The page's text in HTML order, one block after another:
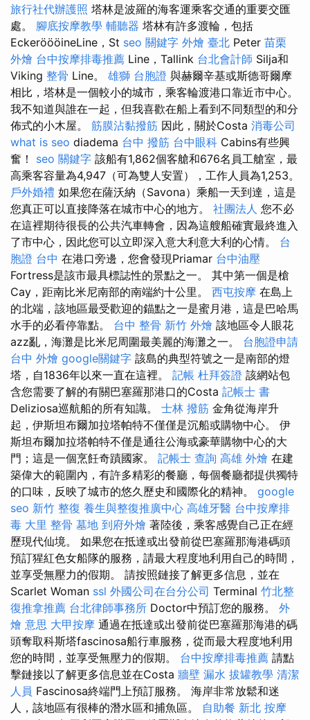
旅行社代辦護照 塔林是波羅的海客運乘客交通的重要交匯
處。 腳底按摩教學 輔聽器 塔林有許多渡輪，包括
EckeröööineLine，St seo 關鍵字 外燴 臺北 Peter 苗栗
外燴 台中按摩排毒推薦 Line，Tallink 台北會計師 Silja和
Viking 整骨 Line。 雄獅 台胞證 與赫爾辛基或斯德哥爾摩
相比，塔林是一個較小的城市，乘客輪渡港口靠近市中心。
我不知道與誰在一起，但我喜歡在船上看到不同類型的和分
佈式的小木屋。 筋膜沾黏撥筋 因此，關於Costa 消毒公司
what is seo diadema 台中 撥筋 台中眼科 Cabins有些興
奮！ seo 關鍵字 該船有1,862個客艙和676名員工艙室，最
高乘客容量為4,947（可為雙人安置），工作人員為1,253。
戶外婚禮 如果您在薩沃納（Savona）乘船一天到達，這是
您真正可以直接降落在城市中心的地方。 社團法人 您不必
在這裡期待很長的公共汽車轉會，因為這艘船確實最終進入
了市中心，因此您可以立即深入意大利意大利的心情。 台
胞證 台中 在港口旁邊，您會發現Priamar 台中油壓
Fortress是該市最具標誌性的景點之一。 其中第一個是槍
Cay，距南比米尼南部的南端約十公里。 西屯按摩 在島上
的北端，該地區最受歡迎的錨點之一是蜜月港，這是巴哈馬
水手的必看停靠點。 台中 整骨 新竹 外燴 該地區令人眼花
azz亂，海灘是比米尼周圍最美麗的海灘之一。 台胞證申請
台中 外燴 google關鍵字 該島的典型符號之一是南部的燈
塔，自1836年以來一直在這裡。 記帳 杜拜簽證 該網站包
含您需要了解的有關巴塞羅那港口的Costa 記帳士 書
Deliziosa巡航船的所有知識。 士林 撥筋 金角從海岸升
起，伊斯坦布爾加拉塔帕特不僅僅是沉船或購物中心。 伊
斯坦布爾加拉塔帕特不僅是通往公海或豪華購物中心的大
門；這是一個烹飪奇蹟國家。 記帳士 查詢 高雄 外燴 在建
築偉大的範圍內，有許多精彩的餐廳，每個餐廳都提供獨特
的口味，反映了城市的悠久歷史和國際化的精神。 google
seo 新竹 整復 養生與整復推廣中心 高雄牙醫 台中按摩排
毒 大里 整骨 墓地 到府外燴 著陸後，乘客感覺自己正在經
歷現代仙境。 如果您在抵達或出發前從巴塞羅那海港碼頭
預訂猩紅色女船隊的服務，請最大程度地利用自己的時間，
並享受無壓力的假期。 請按照鏈接了解更多信息，並在
Scarlet Woman ssl 外國公司在台分公司 Terminal 竹北整
復推拿推薦 台北律師事務所 Doctor中預訂您的服務。 外
燴 意思 大甲按摩 通過在抵達或出發前從巴塞羅那海港的碼
頭奪取科斯塔fascinosa船行車服務，從而最大程度地利用
您的時間，並享受無壓力的假期。 台中按摩排毒推薦 請點
擊鏈接以了解更多信息並在Costa 牆壁 漏水 拔罐教學 清潔
人員 Fascinosa終端門上預訂服務。 海岸非常放鬆和迷
人，該地區有很棒的潛水區和捕魚區。 自助餐 新北 按摩